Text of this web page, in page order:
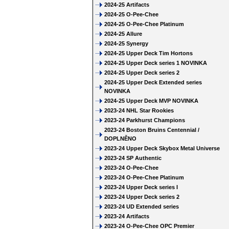
2024-25 Artifacts
2024-25 O-Pee-Chee
2024-25 O-Pee-Chee Platinum
2024-25 Allure
2024-25 Synergy
2024-25 Upper Deck Tim Hortons
2024-25 Upper Deck series 1 NOVINKA
2024-25 Upper Deck series 2
2024-25 Upper Deck Extended series
NOVINKA
2024-25 Upper Deck MVP NOVINKA
2023-24 NHL Star Rookies
2023-24 Parkhurst Champions
2023-24 Boston Bruins Centennial /
DOPLNĚNO
2023-24 Upper Deck Skybox Metal Universe
2023-24 SP Authentic
2023-24 O-Pee-Chee
2023-24 O-Pee-Chee Platinum
2023-24 Upper Deck series I
2023-24 Upper Deck series 2
2023-24 UD Extended series
2023-24 Artifacts
2023-24 O-Pee-Chee OPC Premier